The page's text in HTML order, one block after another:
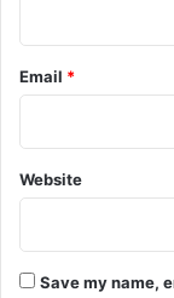
Email *
Website
Save my name,